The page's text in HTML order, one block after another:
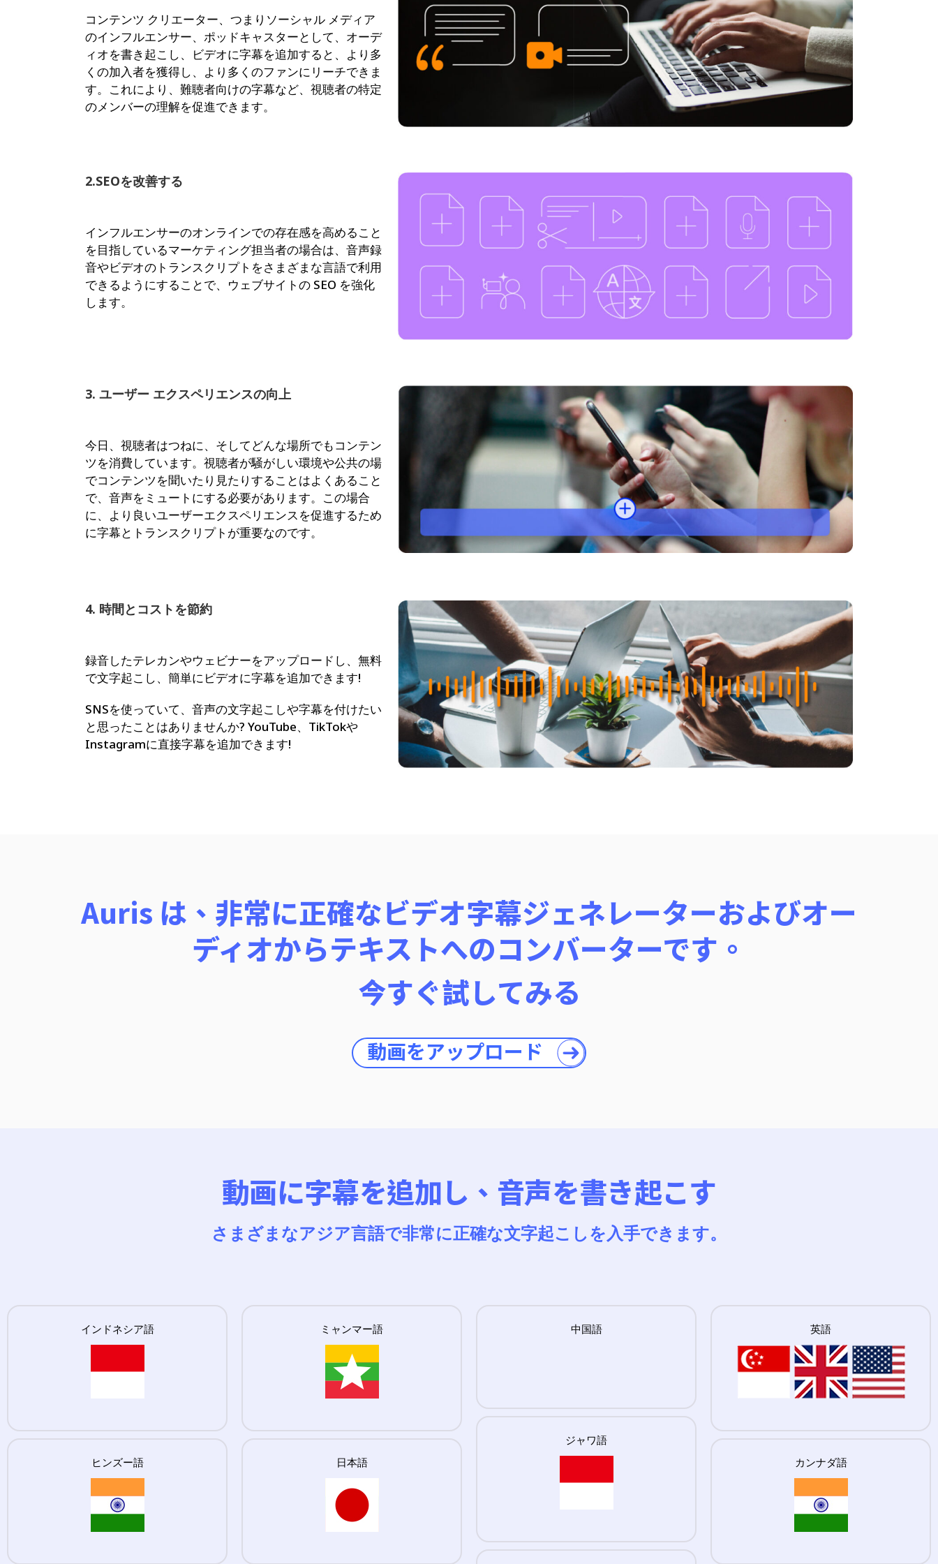
コンテンツ クリエーター、つまりソーシャル メディア
のインフルエンサー、ポッドキャスターとして、オーデ
ィオを書き起こし、ビデオに字幕を追加すると、より多
くの加入者を獲得し、より多くのファンにリーチできま
す。これにより、難聴者向けの字幕など、視聴者の特定
のメンバーの理解を促進できます。
2.SEOを改善する
インフルエンサーのオンラインでの存在感を高めること
を目指しているマーケティング担当者の場合は、音声録
音やビデオのトランスクリプトをさまざまな言語で利用
できるようにすることで、ウェブサイトの SEO を強化
します。
3. ユーザー エクスペリエンスの向上
今日、視聴者はつねに、そしてどんな場所でもコンテン
ツを消費しています。視聴者が騒がしい環境や公共の場
でコンテンツを聞いたり見たりすることはよくあること
で、音声をミュートにする必要があります。この場合
に、より良いユーザーエクスペリエンスを促進するため
に字幕とトランスクリプトが重要なのです。
4. 時間とコストを節約
録音したテレカンやウェビナーをアップロードし、無料
で文字起こし、簡単にビデオに字幕を追加できます!
SNSを使っていて、音声の文字起こしや字幕を付けたい
と思ったことはありませんか? YouTube、TikTokや
Instagramに直接字幕を追加できます!
Auris は、非常に正確なビデオ字幕ジェネレーターおよびオー
ディオからテキストへのコンバーターです。
今すぐ試してみる
動画をアップロード
動画に字幕を追加し、音声を書き起こす
さまざまなアジア言語で非常に正確な文字起こしを入手できます。
インドネシア語
ヒンズー語
ミャンマー語
日本語
中国語
ジャワ語
英語
カンナダ語